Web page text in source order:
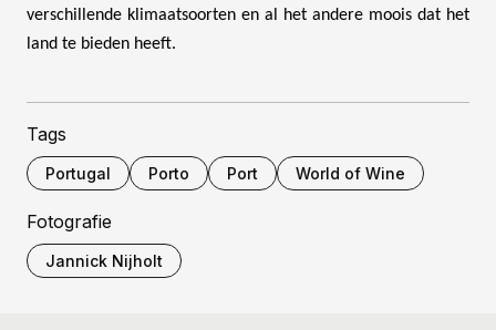
verschillende klimaatsoorten en al het andere moois dat het
land te bieden heeft.
Tags
Portugal Porto Port World of Wine
Fotografie
Jannick Nijholt